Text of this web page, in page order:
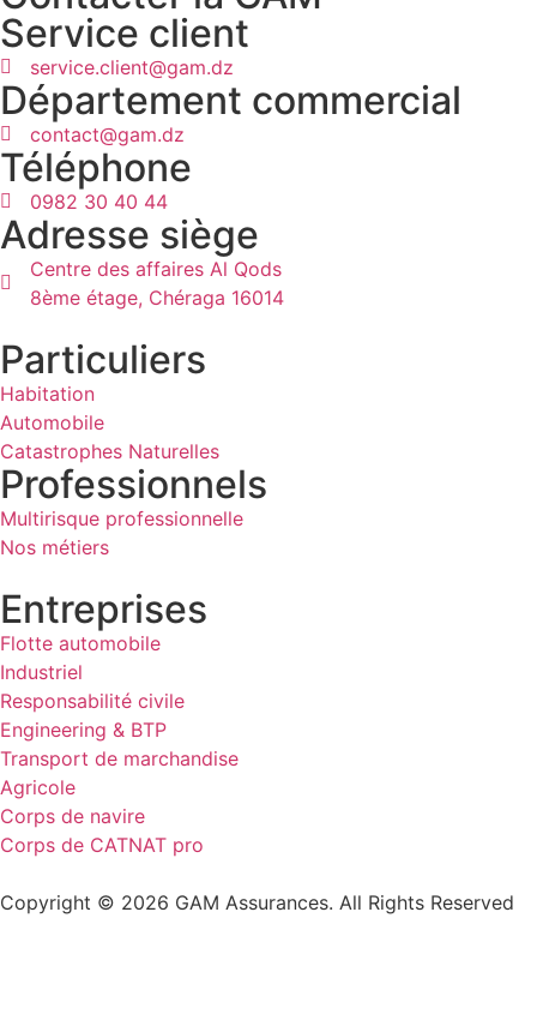
Service client
service.client@gam.dz
Département commercial
contact@gam.dz
Téléphone
0982 30 40 44
Adresse siège
Centre des affaires Al Qods
8ème étage, Chéraga 16014
Particuliers
Habitation
Automobile
Catastrophes Naturelles
Professionnels
Multirisque professionnelle
Nos métiers
Entreprises
Flotte automobile
Industriel
Responsabilité civile
Engineering & BTP
Transport de marchandise
Agricole
Corps de navire
Corps de CATNAT pro
Copyright © 2026 GAM Assurances. All Rights Reserved